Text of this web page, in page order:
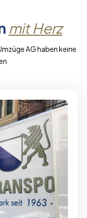
mit Herz
AG haben keine